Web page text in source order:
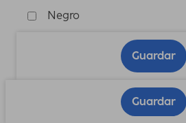
Negro
Guardar
Guardar